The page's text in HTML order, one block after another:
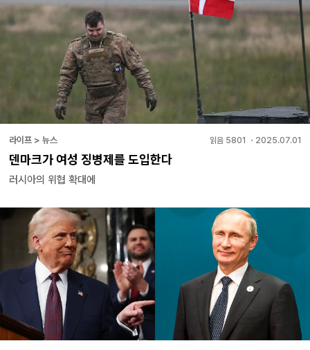
라이프 > 뉴스 읽음 5801 ・ 2025.07.01
덴마크가 여성 징병제를 도입한다
러시아의 위협 확대에